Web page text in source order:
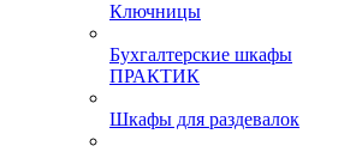
Ключницы
Бухгалтерские шкафы
ПРАКТИК
Шкафы для раздевалок